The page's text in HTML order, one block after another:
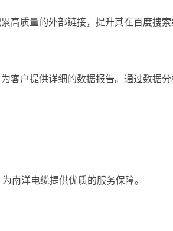
高质量的外部链接，提升其在百度搜索
客户提供详细的数据报告。通过数据
南洋电缆提供优质的服务保障。